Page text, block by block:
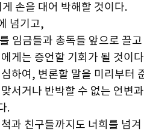
손을 대어 박해할 것이다.
넘기고,
임금들과 총독들 앞으로 끌
게는 증언할 기회가 될 것이
하여, 변론할 말을 미리부터
서거나 반박할 수 없는 언변
.
과 친구들까지도 너희를 넘겨